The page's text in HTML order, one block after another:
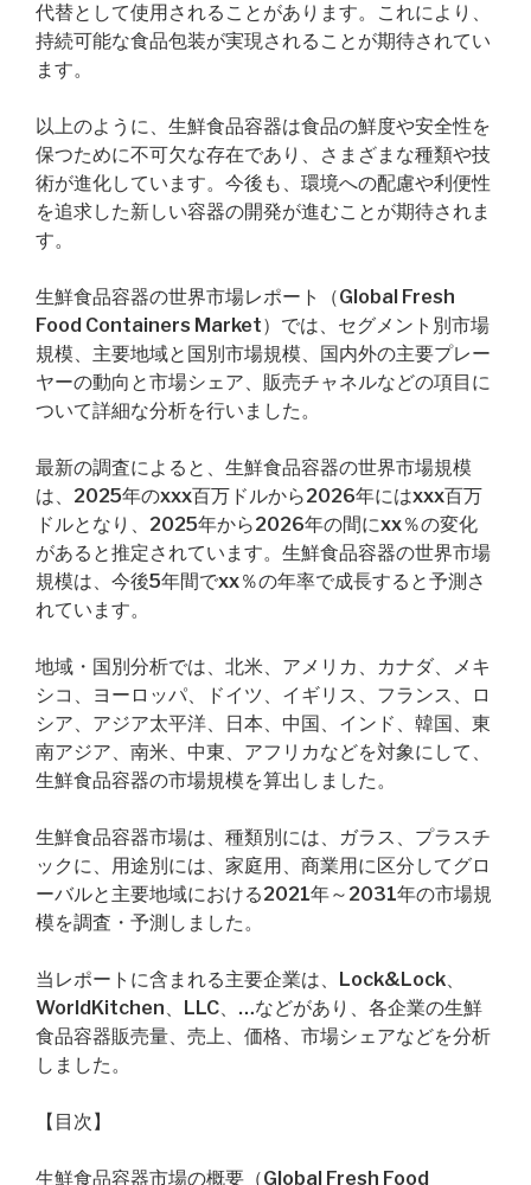
代替として使用されることがあります。これにより、
持続可能な食品包装が実現されることが期待されてい
ます。
以上のように、生鮮食品容器は食品の鮮度や安全性を
保つために不可欠な存在であり、さまざまな種類や技
術が進化しています。今後も、環境への配慮や利便性
を追求した新しい容器の開発が進むことが期待されま
す。
生鮮食品容器の世界市場レポート（Global Fresh
Food Containers Market）では、セグメント別市場
規模、主要地域と国別市場規模、国内外の主要プレー
ヤーの動向と市場シェア、販売チャネルなどの項目に
ついて詳細な分析を行いました。
最新の調査によると、生鮮食品容器の世界市場規模
は、2025年のxxx百万ドルから2026年にはxxx百万
ドルとなり、2025年から2026年の間にxx％の変化
があると推定されています。生鮮食品容器の世界市場
規模は、今後5年間でxx％の年率で成長すると予測さ
れています。
地域・国別分析では、北米、アメリカ、カナダ、メキ
シコ、ヨーロッパ、ドイツ、イギリス、フランス、ロ
シア、アジア太平洋、日本、中国、インド、韓国、東
南アジア、南米、中東、アフリカなどを対象にして、
生鮮食品容器の市場規模を算出しました。
生鮮食品容器市場は、種類別には、ガラス、プラスチ
ックに、用途別には、家庭用、商業用に区分してグロ
ーバルと主要地域における2021年～2031年の市場規
模を調査・予測しました。
当レポートに含まれる主要企業は、Lock&Lock、
WorldKitchen、LLC、…などがあり、各企業の生鮮
食品容器販売量、売上、価格、市場シェアなどを分析
しました。
【目次】
生鮮食品容器市場の概要（Global Fresh Food